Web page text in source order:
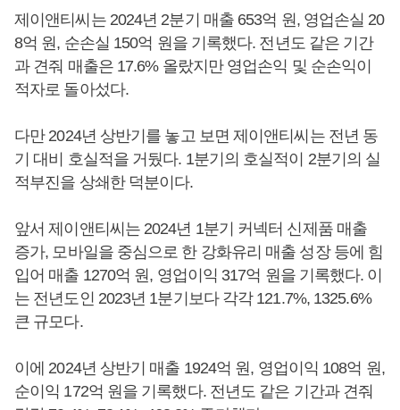
제이앤티씨는 2024년 2분기 매출 653억 원, 영업손실 20
8억 원, 순손실 150억 원을 기록했다. 전년도 같은 기간
과 견줘 매출은 17.6% 올랐지만 영업손익 및 순손익이
적자로 돌아섰다.
다만 2024년 상반기를 놓고 보면 제이앤티씨는 전년 동
기 대비 호실적을 거뒀다. 1분기의 호실적이 2분기의 실
적부진을 상쇄한 덕분이다.
앞서 제이앤티씨는 2024년 1분기 커넥터 신제품 매출
증가, 모바일을 중심으로 한 강화유리 매출 성장 등에 힘
입어 매출 1270억 원, 영업이익 317억 원을 기록했다. 이
는 전년도인 2023년 1분기보다 각각 121.7%, 1325.6%
큰 규모다.
이에 2024년 상반기 매출 1924억 원, 영업이익 108억 원,
순이익 172억 원을 기록했다. 전년도 같은 기간과 견줘